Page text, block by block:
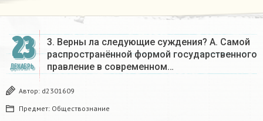
23
ДЕКАБРЬ
3. Верны ла следующие суждения? А. Самой
распространённой формой государственного
правление в современном…
Автор: d2301609
Предмет: Обществознание